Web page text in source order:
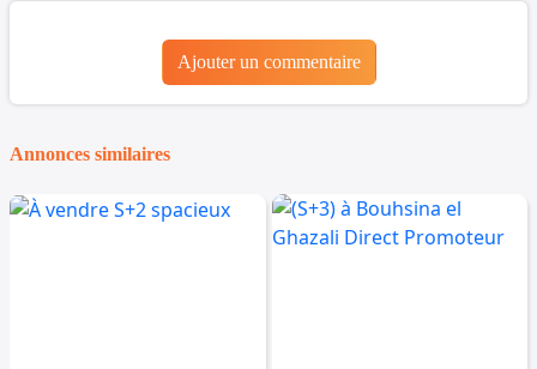
Ajouter un commentaire
Annonces similaires